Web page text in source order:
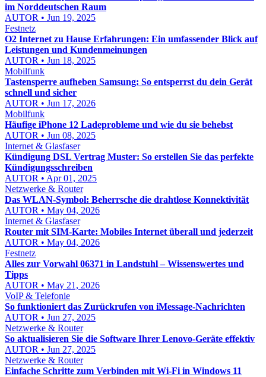
im Norddeutschen Raum
AUTOR • Jun 19, 2025
Festnetz
O2 Internet zu Hause Erfahrungen: Ein umfassender Blick auf
Leistungen und Kundenmeinungen
AUTOR • Jun 18, 2025
Mobilfunk
Tastensperre aufheben Samsung: So entsperrst du dein Gerät
schnell und sicher
AUTOR • Jun 17, 2026
Mobilfunk
Häufige iPhone 12 Ladeprobleme und wie du sie behebst
AUTOR • Jun 08, 2025
Internet & Glasfaser
Kündigung DSL Vertrag Muster: So erstellen Sie das perfekte
Kündigungsschreiben
AUTOR • Apr 01, 2025
Netzwerke & Router
Das WLAN-Symbol: Beherrsche die drahtlose Konnektivität
AUTOR • May 04, 2026
Internet & Glasfaser
Router mit SIM-Karte: Mobiles Internet überall und jederzeit
AUTOR • May 04, 2026
Festnetz
Alles zur Vorwahl 06371 in Landstuhl – Wissenswertes und
Tipps
AUTOR • May 21, 2026
VoIP & Telefonie
So funktioniert das Zurückrufen von iMessage-Nachrichten
AUTOR • Jun 27, 2025
Netzwerke & Router
So aktualisieren Sie die Software Ihrer Lenovo-Geräte effektiv
AUTOR • Jun 27, 2025
Netzwerke & Router
Einfache Schritte zum Verbinden mit Wi-Fi in Windows 11